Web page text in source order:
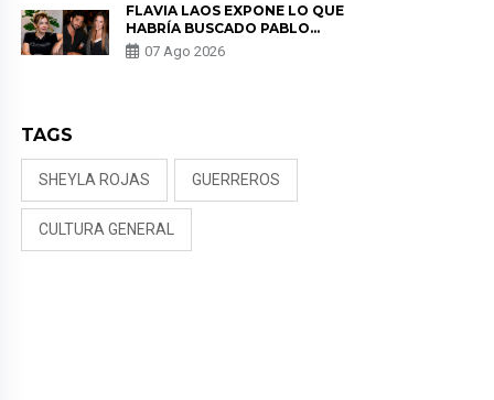
FLAVIA LAOS EXPONE LO QUE
HABRÍA BUSCADO PABLO
HEREDIA CON ALE FULLER: “UNA
DE LAS PARTES QUERÍA EL
07 Ago 2026
TAGS
SHEYLA ROJAS GUERREROS
CULTURA GENERAL